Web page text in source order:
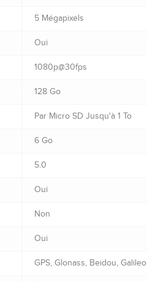
5 Mégapixels
Oui
1080p@30fps
128 Go
Par Micro SD Jusqu'à 1 To
6 Go
5.0
Oui
Non
Oui
GPS, Glonass, Beidou, Galileo